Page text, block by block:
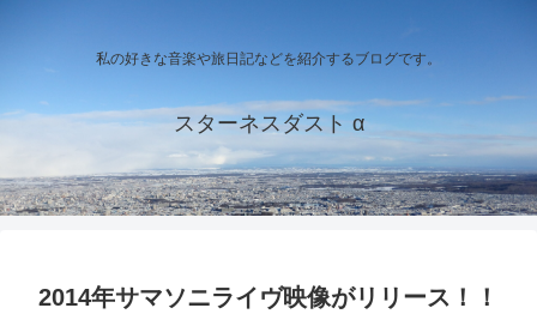
私の好きな音楽や旅日記などを紹介するブログです。
スターネスダスト α
2014年サマソニライヴ映像がリリース！！